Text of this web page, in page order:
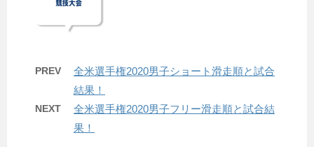
PREV
全米選手権2020男子ショート滑走順と試合
結果！
NEXT
全米選手権2020男子フリー滑走順と試合結
果！